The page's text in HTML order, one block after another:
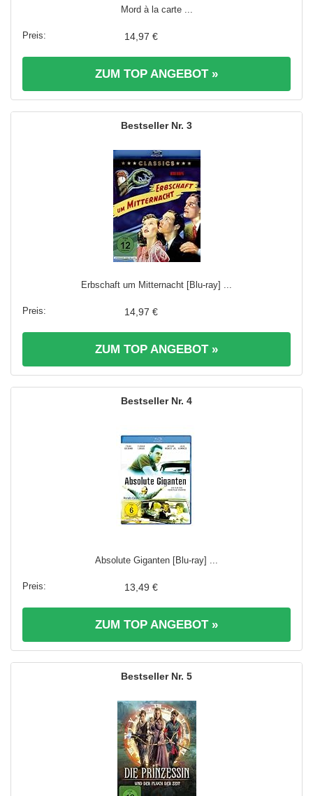
Mord à la carte ...
14,97 €
ZUM TOP ANGEBOT »
3
Erbschaft um Mitternacht [Blu-ray] ...
14,97 €
ZUM TOP ANGEBOT »
4
Absolute Giganten [Blu-ray] ...
13,49 €
ZUM TOP ANGEBOT »
5